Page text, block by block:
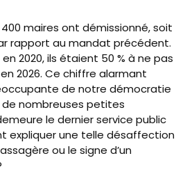
400 maires ont démissionné, soit
rapport au mandat précédent.
2020, ils étaient 50 % à ne pas
2026. Ce chiffre alarmant
de notre démocratie
de nombreuses petites
le dernier service public
expliquer une telle désaffection
ou le signe d’un